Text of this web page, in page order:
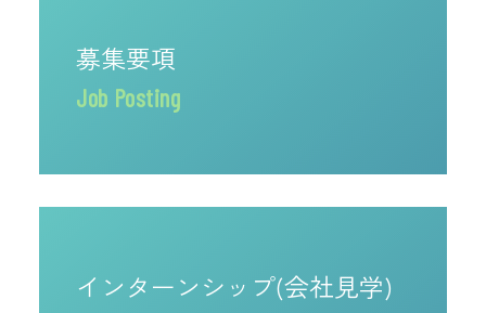
募集要項
Job Posting
インターンシップ(会社見学)